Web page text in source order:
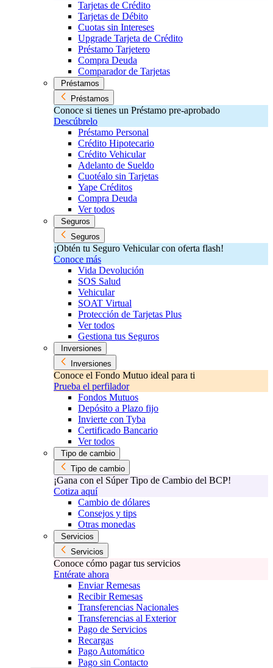
Tarjetas de Crédito
Tarjetas de Débito
Cuotas sin Intereses
Upgrade Tarjeta de Crédito
Préstamo Tarjetero
Compra Deuda
Comparador de Tarjetas
Préstamos
Préstamos
Conoce si tienes un Préstamo pre-aprobado
Descúbrelo
Préstamo Personal
Crédito Hipotecario
Crédito Vehicular
Adelanto de Sueldo
Cuotéalo sin Tarjetas
Yape Créditos
Compra Deuda
Ver todos
Seguros
Seguros
¡Obtén tu Seguro Vehicular con oferta flash!
Conoce más
Vida Devolución
SOS Salud
Vehicular
SOAT Virtual
Protección de Tarjetas Plus
Ver todos
Gestiona tus Seguros
Inversiones
Inversiones
Conoce el Fondo Mutuo ideal para ti
Prueba el perfilador
Fondos Mutuos
Depósito a Plazo fijo
Invierte con Tyba
Certificado Bancario
Ver todos
Tipo de cambio
Tipo de cambio
¡Gana con el Súper Tipo de Cambio del BCP!
Cotiza aquí
Cambio de dólares
Consejos y tips
Otras monedas
Servicios
Servicios
Conoce cómo pagar tus servicios
Entérate ahora
Enviar Remesas
Recibir Remesas
Transferencias Nacionales
Transferencias al Exterior
Pago de Servicios
Recargas
Pago Automático
Pago sin Contacto